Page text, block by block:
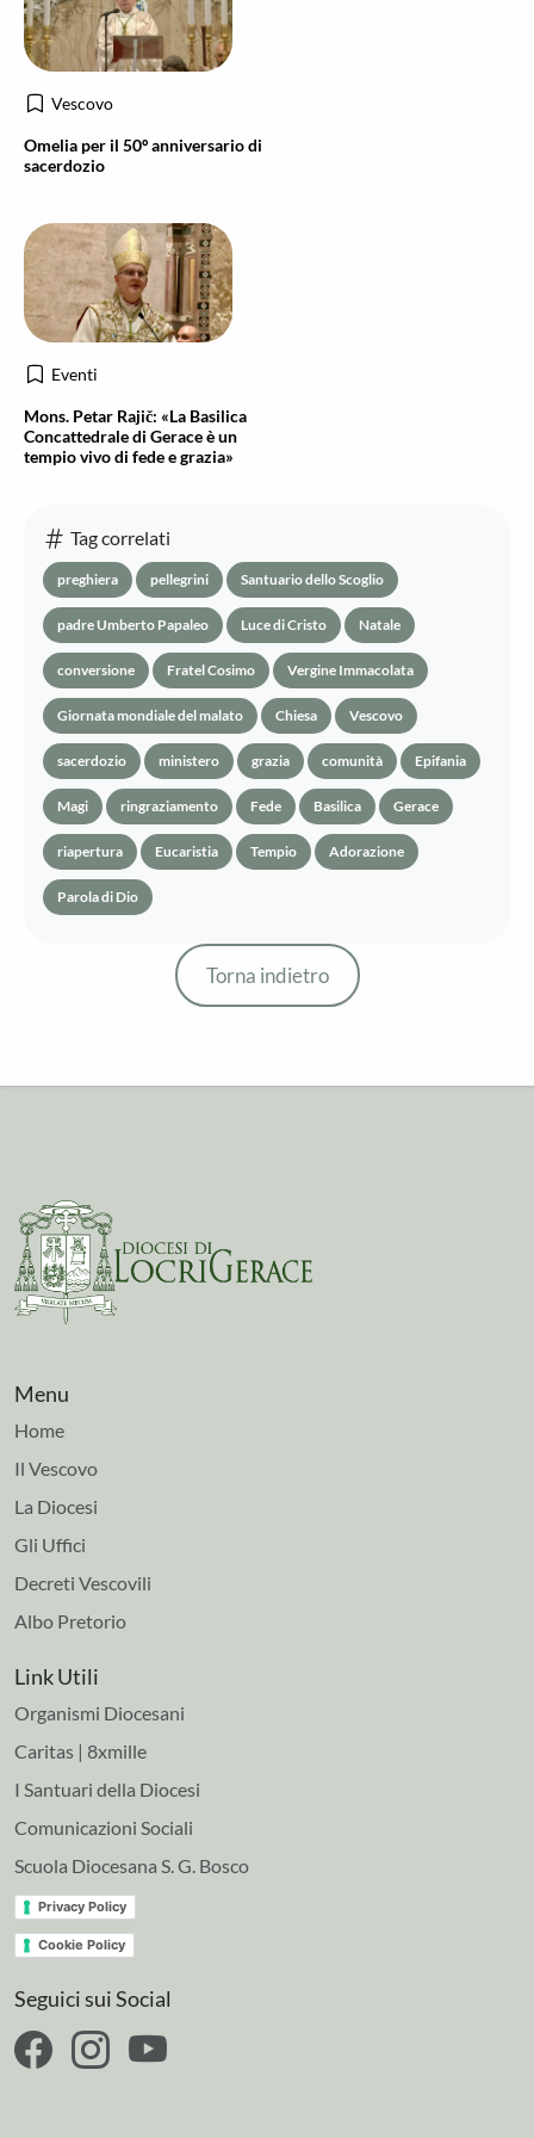
Vescovo
Omelia per il 50º anniversario di
sacerdozio
Eventi
Mons. Petar Rajič: «La Basilica
Concattedrale di Gerace è un
tempio vivo di fede e grazia»
Tag correlati
preghiera pellegrini Santuario dello Scoglio
padre Umberto Papaleo Luce di Cristo Natale
conversione Fratel Cosimo Vergine Immacolata
Giornata mondiale del malato Chiesa Vescovo
sacerdozio ministero grazia comunità Epifania
Magi ringraziamento Fede Basilica Gerace
riapertura Eucaristia Tempio Adorazione
Parola di Dio
Torna indietro
Menu
Home
Il Vescovo
La Diocesi
Gli Uffici
Decreti Vescovili
Albo Pretorio
Link Utili
Organismi Diocesani
Caritas | 8xmille
I Santuari della Diocesi
Comunicazioni Sociali
Scuola Diocesana S. G. Bosco
Privacy Policy
Cookie Policy
Seguici sui Social